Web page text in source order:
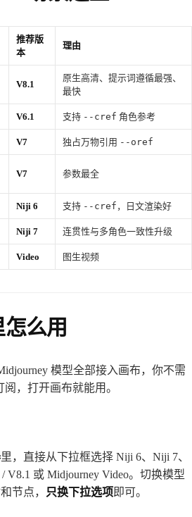
推荐版
本
理由
V8.1
原生高清、提示词遵循最强、
最快
V6.1 支持 --cref 角色参考
V7 独占万物引用 --oref
V7 参数最全
Niji 6 支持 --cref ，日文渲染好
Niji 7 连贯性与多角色一致性升级
Video 图生视频
么用
模型全部接入画布，你不需
，打开画布就能用。
里，直接从下拉框选择 Niji 6、Niji 7、
V8.1 或 Midjourney Video。切换模型
节点，
只换下拉选项 即可。